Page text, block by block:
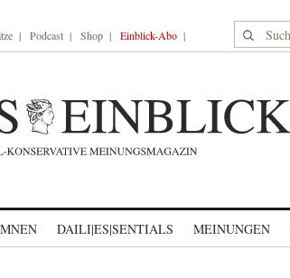
Podcast Shop Einblick-Abo Suche
DAILI|ES|SENTIALS MEINUNGEN